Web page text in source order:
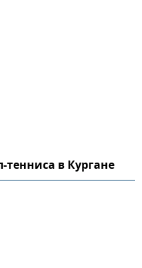
тенниса в Кургане